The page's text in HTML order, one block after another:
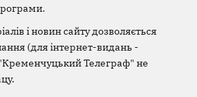
і новин сайту дозволяється
(для інтернет-видань -
Телеграф" не